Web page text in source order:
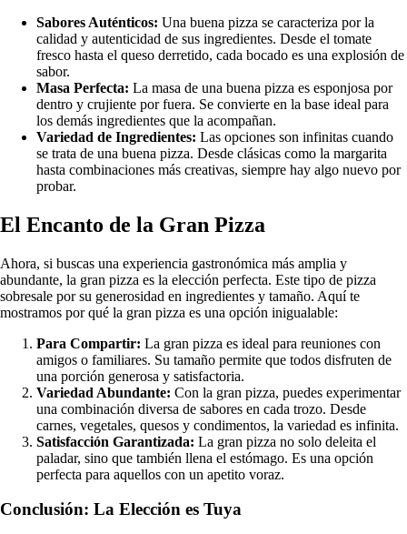
Sabores Auténticos: Una buena pizza se caracteriza por la
calidad y autenticidad de sus ingredientes. Desde el tomate
fresco hasta el queso derretido, cada bocado es una explosión de
sabor.
Masa Perfecta: La masa de una buena pizza es esponjosa por
dentro y crujiente por fuera. Se convierte en la base ideal para
los demás ingredientes que la acompañan.
Variedad de Ingredientes: Las opciones son infinitas cuando
se trata de una buena pizza. Desde clásicas como la margarita
hasta combinaciones más creativas, siempre hay algo nuevo por
probar.
El Encanto de la Gran Pizza
Ahora, si buscas una experiencia gastronómica más amplia y
abundante, la gran pizza es la elección perfecta. Este tipo de pizza
sobresale por su generosidad en ingredientes y tamaño. Aquí te
mostramos por qué la gran pizza es una opción inigualable:
Para Compartir: La gran pizza es ideal para reuniones con
amigos o familiares. Su tamaño permite que todos disfruten de
una porción generosa y satisfactoria.
Variedad Abundante: Con la gran pizza, puedes experimentar
una combinación diversa de sabores en cada trozo. Desde
carnes, vegetales, quesos y condimentos, la variedad es infinita.
Satisfacción Garantizada: La gran pizza no solo deleita el
paladar, sino que también llena el estómago. Es una opción
perfecta para aquellos con un apetito voraz.
Conclusión: La Elección es Tuya